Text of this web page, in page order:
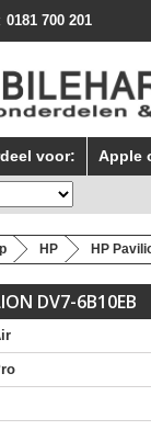
0181 700 201
voor: Apple
HP HP
DV7-6B10EB